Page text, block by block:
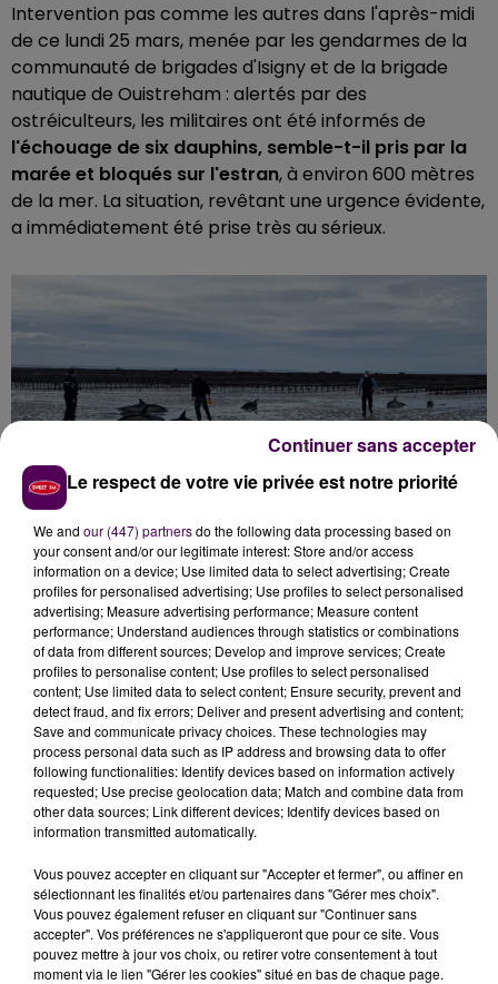
Intervention pas comme les autres dans l'après-midi
de ce lundi 25 mars, menée par les gendarmes de la
communauté de brigades d'Isigny et de la brigade
nautique de Ouistreham : alertés par des
ostréiculteurs, les militaires ont été informés de
l'échouage de six dauphins, semble-t-il pris par la
marée et bloqués sur l'estran, à environ 600 mètres
de la mer. La situation, revêtant une urgence évidente,
a immédiatement été prise très au sérieux.
REMISE À L'EAU POUR CINQ ANIMAUX
Si, à l'arrivée des gendarmes, l'un des mammifères
était déjà décédé, les choses se sont mieux terminées
pour le reste de la bande :"Avec l'aide d'un
ostréiculteur,les gendarmes ont réussi à embarquer
les cinq autres dauphins sur la remorque d'un
tracteuret une fois remis à l'eau, les rescapés ont pu
repartir, non sans témoigner, à leur manière, leur
gratitude à leurs sauveteurs"
départemental du Calvados.
Le respect de votre vie privée est notre priorité
We and our (447) partnersdo the following data processing based on
your consent and/or our legitimate interest: Store and/or access
information on a device; Use limited data to select advertising; Create
profiles for personalised advertising; Use profiles to select personalised
advertising; Measure advertising performance; Measure content
performance; Understand audiences through statistics or combinations
of data from different sources; Develop and improve services; Create
profiles to personalise content; Use profiles to select personalised
content; Use limited data to select content; Ensure security, prevent and
detect fraud, and fix errors; Deliver and present advertising and content;
Save and communicate privacy choices. These technologies may
process personal data such as IP address and browsing data to offer
following functionalities: Identify devices based on information actively
requested; Use precise geolocation data; Match and combine data from
other data sources; Link different devices; Identify devices based on
information transmitted automatically.
Vous pouvez accepter en cliquant sur "Accepter et fermer", ou affiner en
sélectionnant les finalités et/ou partenaires dans "Gérer mes choix".
Vous pouvez également refuser en cliquant sur "Continuer sans
accepter". Vos préférences ne s'appliqueront que pour ce site. Vous
pouvez mettre à jour vos choix, ou retirer votre consentement à tout
moment via le lien "Gérer les cookies" situé en bas de chaque page.
Continuer sans accepter